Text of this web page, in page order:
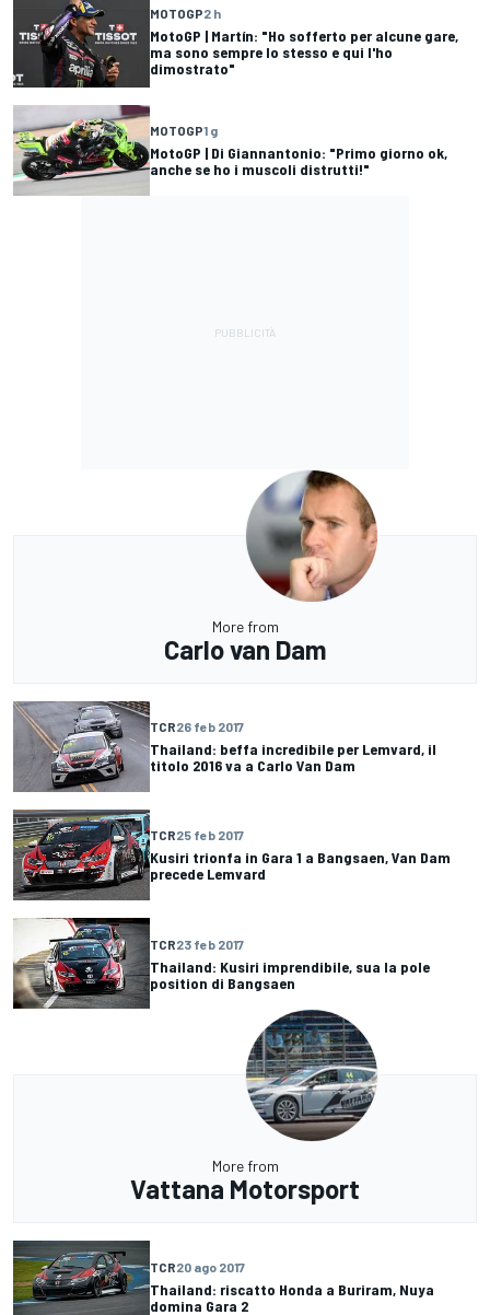
MOTOGP2 h
MotoGP | Martín: "Ho sofferto per alcune gare,
ma sono sempre lo stesso e qui l'ho
dimostrato"
MOTOGP1 g
MotoGP | Di Giannantonio: "Primo giorno ok,
anche se ho i muscoli distrutti!"
More from
Carlo van Dam
TCR26 feb 2017
Thailand: beffa incredibile per Lemvard, il
titolo 2016 va a Carlo Van Dam
TCR25 feb 2017
Kusiri trionfa in Gara 1 a Bangsaen, Van Dam
precede Lemvard
TCR23 feb 2017
Thailand: Kusiri imprendibile, sua la pole
position di Bangsaen
More from
Vattana Motorsport
TCR20 ago 2017
Thailand: riscatto Honda a Buriram, Nuya
domina Gara 2